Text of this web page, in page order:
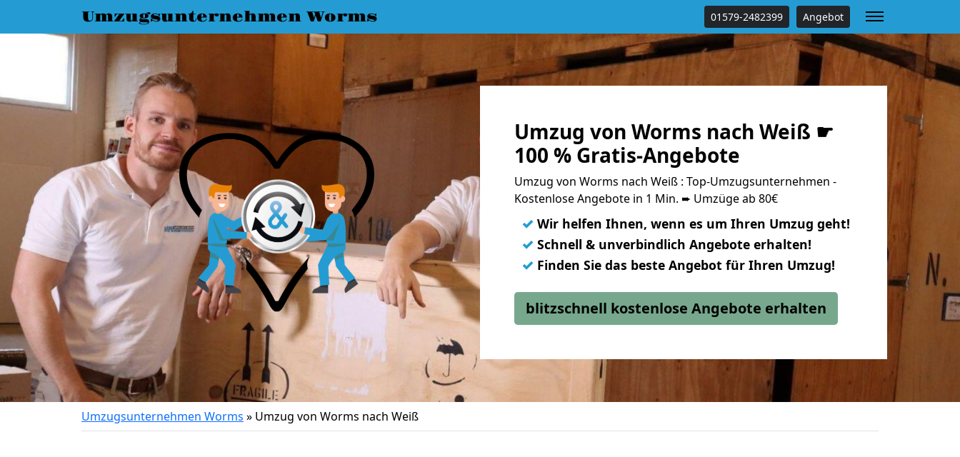
Umzugsunternehmen Worms 01579-2482399 Angebot
Umzug von Worms nach Weiß ☛
100 % Gratis-Angebote
Umzug von Worms nach Weiß : Top-Umzugsunternehmen -
Kostenlose Angebote in 1 Min. ➨ Umzüge ab 80€
✓ Wir helfen Ihnen, wenn es um Ihren Umzug geht!
✓ Schnell & unverbindlich Angebote erhalten!
✓ Finden Sie das beste Angebot für Ihren Umzug!
blitzschnell kostenlose Angebote erhalten
Umzugsunternehmen Worms » Umzug von Worms nach Weiß